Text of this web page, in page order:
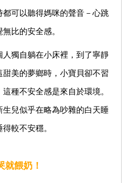
可以聽得媽咪的聲音－心跳
比的安全感。
獨自躺在小床裡，到了寧靜
美的夢鄉時，小寶貝卻不習
種不安全感是來自於環境。
兒似乎在略為吵雜的白天睡
較不安穩。
就餵奶！